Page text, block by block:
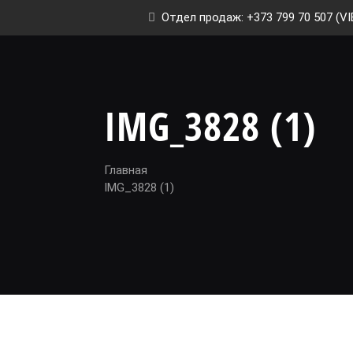
Отдел продаж: +373 799 70 507
IMG_3828 (1)
Главная
IMG_3828 (1)